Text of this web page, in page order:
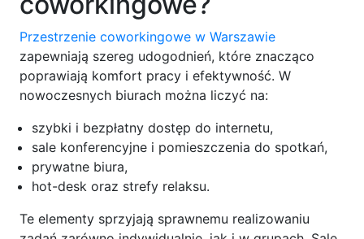
Przestrzenie coworkingowe w Warszawie
zapewniają szereg udogodnień, które znacząco
poprawiają komfort pracy i efektywność. W
nowoczesnych biurach można liczyć na:
szybki i bezpłatny dostęp do internetu,
sale konferencyjne i pomieszczenia do spotkań,
prywatne biura,
hot-desk oraz strefy relaksu.
Te elementy sprzyjają sprawnemu realizowaniu